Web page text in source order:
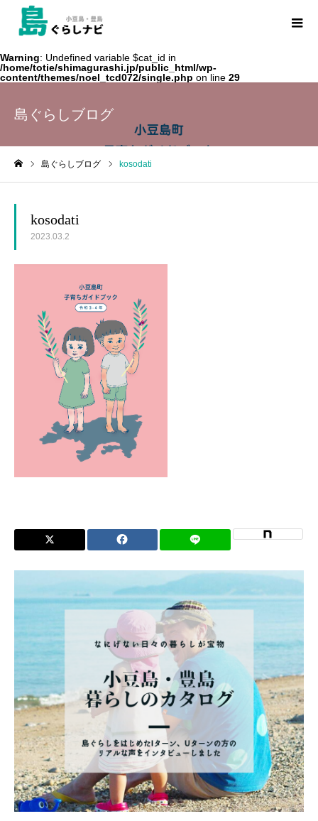
Warning: Undefined variable $cat_id in
/home/totie/shimagurashi.jp/public_html/wp-
content/themes/noel_tcd072/single.php on line 29
島ぐらしブログ
島ぐらしブログ kosodati
kosodati
2023.03.2